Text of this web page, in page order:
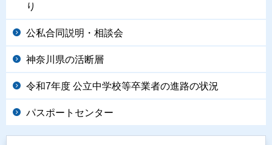
り
公私合同説明・相談会
神奈川県の活断層
令和7年度 公立中学校等卒業者の進路の状況
パスポートセンター